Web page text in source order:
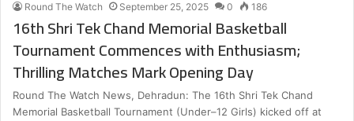
Round The Watch September 25, 2025 0 186
16th Shri Tek Chand Memorial Basketball
Tournament Commences with Enthusiasm;
Thrilling Matches Mark Opening Day
Round The Watch News, Dehradun: The 16th Shri Tek Chand
Memorial Basketball Tournament (Under–12 Girls) kicked off at